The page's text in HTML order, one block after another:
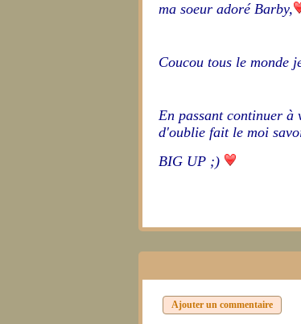
ma soeur adoré Barby,
Coucou tous le monde
En passant continuer à
d'oublie fait le moi
BIG UP ;)
Ajouter un commentaire